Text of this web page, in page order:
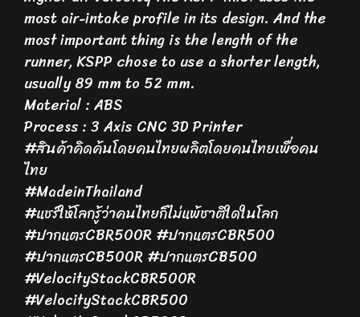
most air-intake profile in its design. And the
most important thing is the length of the
runner, KSPP chose to use a shorter length,
usually 89 mm to 52 mm.
Material : ABS
Process : 3 Axis CNC 3D Printer
#สินค้าคิดค้นโดยคนไทยผลิตโดยคนไทยเพื่อคน
ไทย
#MadeinThailand
#แชร์ให้โลกรู้ว่าคนไทยก็ไม่แพ้ชาติใดในโลก
#ปากแตรCBR500R #ปากแตรCBR500
#ปากแตรCB500R #ปากแตรCB500
#VelocityStackCBR500R
#VelocityStackCBR500